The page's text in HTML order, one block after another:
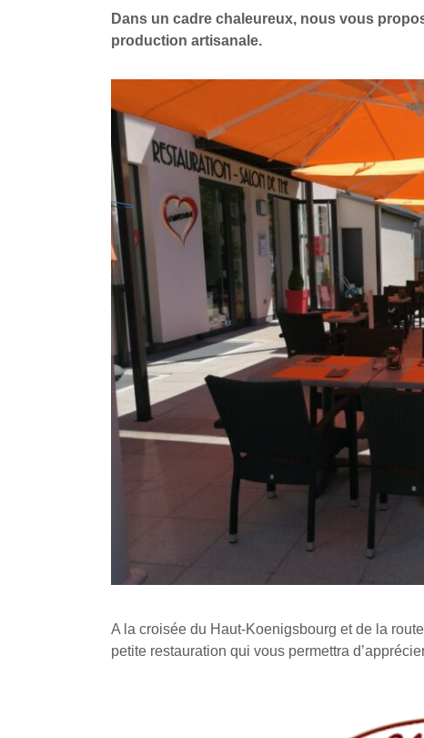
Dans un cadre chaleureux, nous vous
production artisanale.
A la croisée du Haut-Koenigsbourg et de la
petite restauration qui vous permettra